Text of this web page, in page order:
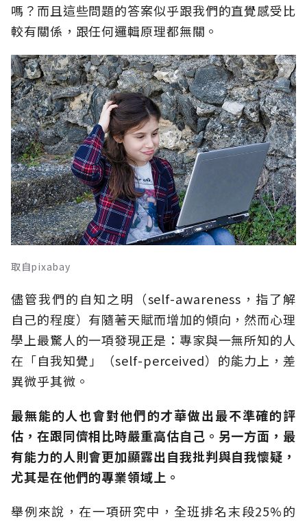
嗎？而且這些問題的答案似乎跟我們的直覺感受比
較有關係，跟任何邏輯原理都無關。
取自pixabay
儘管我們的自知之明（self-awareness，指了解
自己的程度）有隨著天賦而增加的傾向，然而心理
學上最驚人的一項發現正是：專家與一無所知的人
在「自我知覺」（self-perceived）的能力上，差
異微乎其微。
最無能的人也會對他們的才華做出最不準確的評
估，在跟同儕相比時嚴重高估自己。另一方面，最
有能力的人則會更加顯露出自我批判與自我懷疑，
尤其是在他們的專業領域上。
舉例來說，在一項研究中，全班排名末段25%的